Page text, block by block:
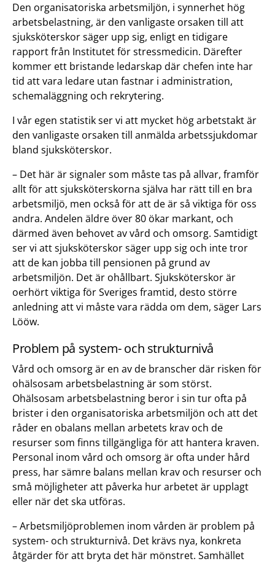
Den organisatoriska arbetsmiljön, i synnerhet hög
arbetsbelastning, är den vanligaste orsaken till att
sjuksköterskor säger upp sig, enligt en tidigare
rapport från Institutet för stressmedicin. Därefter
kommer ett bristande ledarskap där chefen inte har
tid att vara ledare utan fastnar i administration,
schemaläggning och rekrytering.
I vår egen statistik ser vi att mycket hög arbetstakt är
den vanligaste orsaken till anmälda arbetssjukdomar
bland sjuksköterskor.
– Det här är signaler som måste tas på allvar, framför
allt för att sjuksköterskorna själva har rätt till en bra
arbetsmiljö, men också för att de är så viktiga för oss
andra. Andelen äldre över 80 ökar markant, och
därmed även behovet av vård och omsorg. Samtidigt
ser vi att sjuksköterskor säger upp sig och inte tror
att de kan jobba till pensionen på grund av
arbetsmiljön. Det är ohållbart. Sjuksköterskor är
oerhört viktiga för Sveriges framtid, desto större
anledning att vi måste vara rädda om dem, säger Lars
Lööw.
Problem på system- och strukturnivå
Vård och omsorg är en av de branscher där risken för
ohälsosam arbetsbelastning är som störst.
Ohälsosam arbetsbelastning beror i sin tur ofta på
brister i den organisatoriska arbetsmiljön och att det
råder en obalans mellan arbetets krav och de
resurser som finns tillgängliga för att hantera kraven.
Personal inom vård och omsorg är ofta under hård
press, har sämre balans mellan krav och resurser och
små möjligheter att påverka hur arbetet är upplagt
eller när det ska utföras.
– Arbetsmiljöproblemen inom vården är problem på
system- och strukturnivå. Det krävs nya, konkreta
åtgärder för att bryta det här mönstret. Samhället